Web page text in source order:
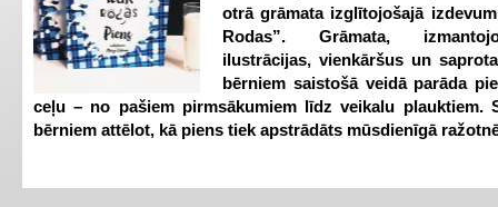
otrā grāmata izglītojošajā
Rodas”. Grāmata,
ilustrācijas, vienkāršus un
bērniem saistošā veidā parāda
ceļu – no pašiem pirmsākumiem līdz veikalu plauktiem.
bērniem attēlot, kā piens tiek apstrādāts mūsdienīgā